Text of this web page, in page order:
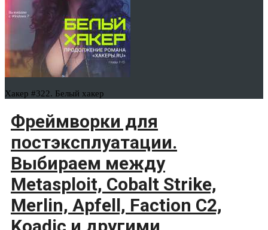
Хакер #322. Белый хакер
Фреймворки для
постэксплуатации.
Выбираем между
Metasploit, Cobalt Strike,
Merlin, Apfell, Faction C2,